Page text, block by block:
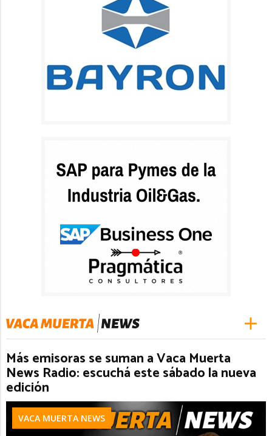
Más emisoras se suman a Vaca Muerta
News Radio: escuchá este sábado la nueva
edición
VACA MUERTA NEWS